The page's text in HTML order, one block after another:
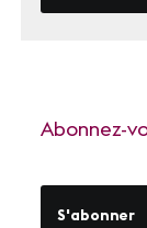
Abonnez-
S'abonner